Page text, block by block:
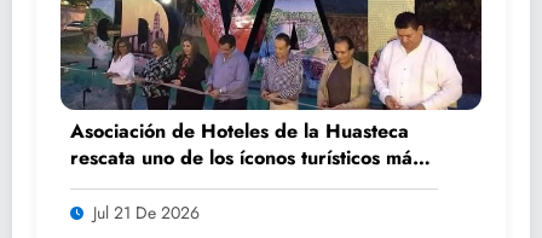
Asociación de Hoteles de la Huasteca
rescata uno de los íconos turísticos más
fotografiados de Ciudad Valles
Jul 21 De 2026